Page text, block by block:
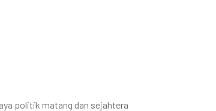
politik matang dan sejahtera